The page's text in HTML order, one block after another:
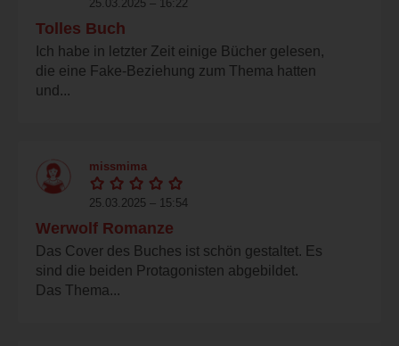
25.03.2025 – 16:22
Tolles Buch
Ich habe in letzter Zeit einige Bücher gelesen,
die eine Fake-Beziehung zum Thema hatten
und...
missmima
25.03.2025 – 15:54
Werwolf Romanze
Das Cover des Buches ist schön gestaltet. Es
sind die beiden Protagonisten abgebildet.
Das Thema...